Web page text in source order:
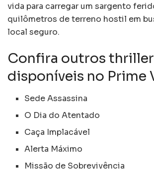
vida para carregar um sargento
quilômetros de terreno hostil em
local seguro.
Confira outros
disponíveis no Prime
Sede Assassina
O Dia do Atentado
Caça Implacável
Alerta Máximo
Missão de Sobrevivência